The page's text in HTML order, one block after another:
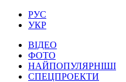
РУС
УКР
ВІДЕО
ФОТО
НАЙПОПУЛЯРНІШІ
СПЕЦПРОЕКТИ